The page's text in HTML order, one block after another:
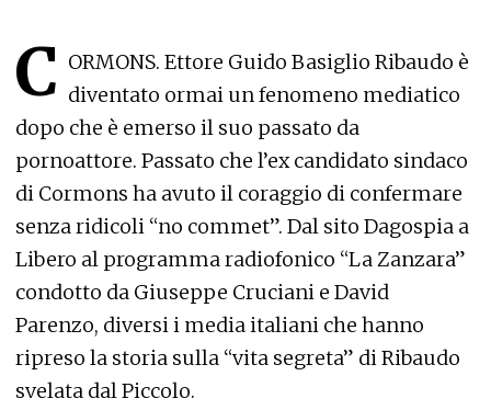
C ORMONS. Ettore Guido Basiglio Ribaudo è
diventato ormai un fenomeno mediatico
dopo che è emerso il suo passato da
pornoattore. Passato che l’ex candidato sindaco
di Cormons ha avuto il coraggio di confermare
senza ridicoli “no commet”. Dal sito Dagospia a
Libero al programma radiofonico “La Zanzara”
condotto da Giuseppe Cruciani e David
Parenzo, diversi i media italiani che hanno
ripreso la storia sulla “vita segreta” di Ribaudo
svelata dal Piccolo.